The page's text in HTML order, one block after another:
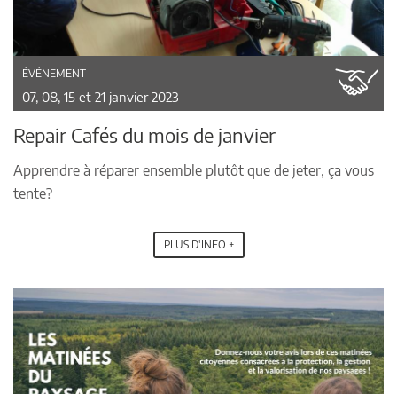
ÉVÉNEMENT
07, 08, 15 et 21 janvier 2023
Repair Cafés du mois de janvier
Apprendre à réparer ensemble plutôt que de jeter, ça vous
tente?
PLUS D'INFO +